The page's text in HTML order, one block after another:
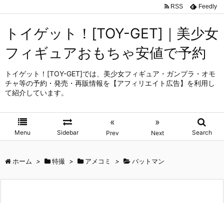
トイゲット！[TOY-GET]｜美少女
フィギュアおもちゃ安値で予約
トイゲット！[TOY-GET]では、美少女フィギュア・ガンプラ・オモ
チャ等の予約・発売・再販情報を【アフィリエイト広告】を利用し
て紹介しています。
Menu Sidebar
«
Prev
»
Next Search
RSS Feedly
ホーム > 特撮 > アメコミ > バットマン